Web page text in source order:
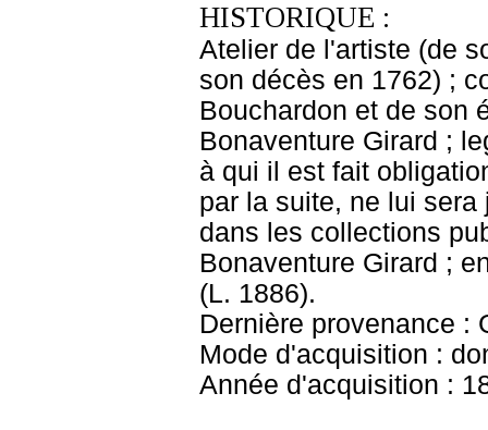
HISTORIQUE :
Atelier de l'artiste (de
son décès en 1762) ;
Bouchardon et de son
Bonaventure Girard ;
à qui il est fait
par la suite, ne lui
dans les collections
Bonaventure Girard ;
(L. 1886).
Dernière provenance :
Mode d'acquisition :
Année d'acquisition :